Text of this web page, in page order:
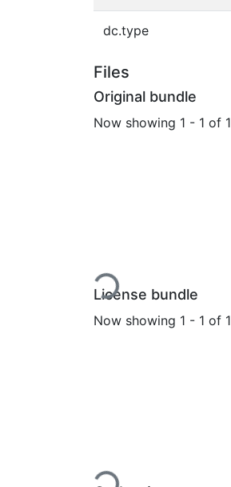
dc.type
Files
Original bundle
Now showing 1 - 1 of 1
Loading...
License bundle
Now showing 1 - 1 of 1